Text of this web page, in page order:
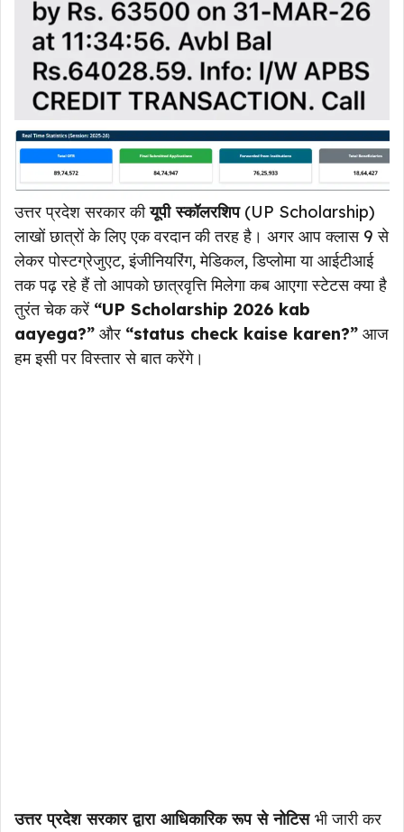
उत्तर प्रदेश सरकार कीयूपी स्कॉलरशिप(UP Scholarship)
लाखों छात्रों के लिए एक वरदान की तरह है। अगर आप क्लास 9 से
लेकर पोस्टग्रेजुएट, इंजीनियरिंग, मेडिकल, डिप्लोमा या आईटीआई
तक पढ़ रहे हैं तो आपको छात्रवृत्ति मिलेगा कब आएगा स्टेटस क्या है
तुरंत चेक करें “UP Scholarship 2026 kab
aayega?” और “status check kaise karen?” आज
हम इसी पर विस्तार से बात करेंगे।
उत्तर प्रदेश सरकार द्वारा आधिकारिक रूप से नोटिस भी जारी कर